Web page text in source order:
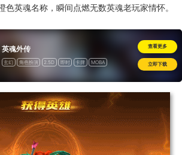
色英魂名称，瞬间点燃无数英魂老玩家情怀。
英魂外传
玄幻 角色扮演 2.5D 即时 卡牌
MOBA
查看更多
立即下载